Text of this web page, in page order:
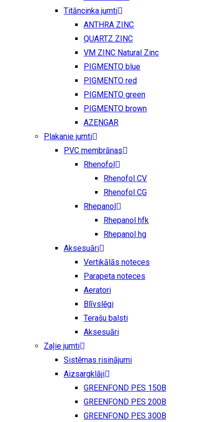
Titāncinka jumti
ANTHRA ZINC
QUARTZ ZINC
VM ZINC Natural Zinc
PIGMENTO blue
PIGMENTO red
PIGMENTO green
PIGMENTO brown
AZENGAR
Plakanie jumti
PVC membrānas
Rhenofol
Rhenofol CV
Rhenofol CG
Rhepanol
Rhepanol hfk
Rhepanol hg
Aksesuāri
Vertikālās noteces
Parapeta noteces
Aeratori
Blīvslēgi
Terašu balsti
Aksesuāri
Zaļie jumti
Sistēmas risinājumi
Aizsargklāji
GREENFOND PES 150B
GREENFOND PES 200B
GREENFOND PES 300B